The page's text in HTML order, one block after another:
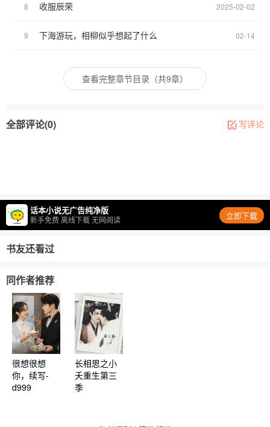
8 收服辰荣 2025-02-02
9 下海游玩，相柳似乎想起了什么 02-14
查看完整章节目录（共9章）
全部评论(0) 写评论
话本小说无广告纯净版
新手免费 离线下载 无网阅读 立即下载
书友还看过
同作者推荐
很想很想
你，续写-
d999
长相思之小
夭重生第三
季